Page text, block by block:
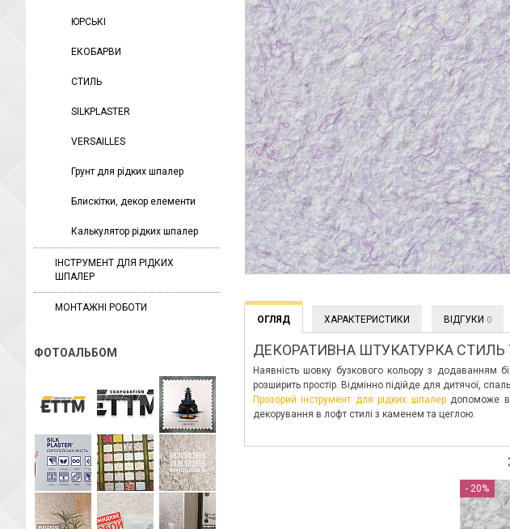
ЮРСЬКІ
ЕКОБАРВИ
СТИЛЬ
SILKPLASTER
VERSAILLES
Грунт для рідких шпалер
Блискітки, декор елементи
Калькулятор рідких шпалер
ІНСТРУМЕНТ ДЛЯ РІДКИХ
ШПАЛЕР
МОНТАЖНІ РОБОТИ
ФОТОАЛЬБОМ
ОГЛЯД ХАРАКТЕРИСТИКИ ВІДГУКИ 0
ДЕКОРАТИВНА ШТУКАТУРКА СТИЛЬ
Наявність шовку бузкового кольору з додаванням
розширить простір. Відмінно підійде для дитячої,
Прозорий інструмент для рідких шпалердопоможе
декорування в лофт стилі з каменем та цеглою.
- 20%